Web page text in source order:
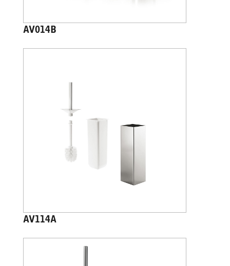
AV014B
AV114A